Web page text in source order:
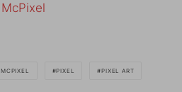
McPixel
MCPIXEL PIXEL PIXEL ART